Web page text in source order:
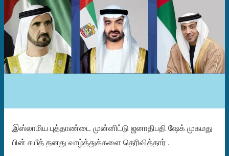
இஸ்லாமிய புத்தாண்டை முன்னிட்டு ஜனாதிபதி ஷேக் முகமது
பின் சயீத் தனது வாழ்த்துக்களை தெரிவித்தார் .